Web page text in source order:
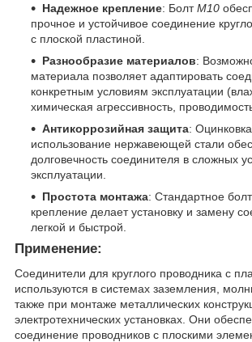
Надежное крепление: БолтM10
прочное и устойчивое соединение
с плоской пластиной.
Разнообразие материалов:
материала позволяет адаптировать
конкретным условиям эксплуатации
химическая агрессивность,
Антикоррозийная защита:
использование нержавеющей стали
долговечность соединителя в сложных
эксплуатации.
Простота монтажа: Стандартное
крепление делает установку и замену
легкой и быстрой.
Применение:
Соединители для круглого проводника с
используются в системах заземления,
также при монтаже металлических
электротехнических установках. Они
соединение проводников с плоскими